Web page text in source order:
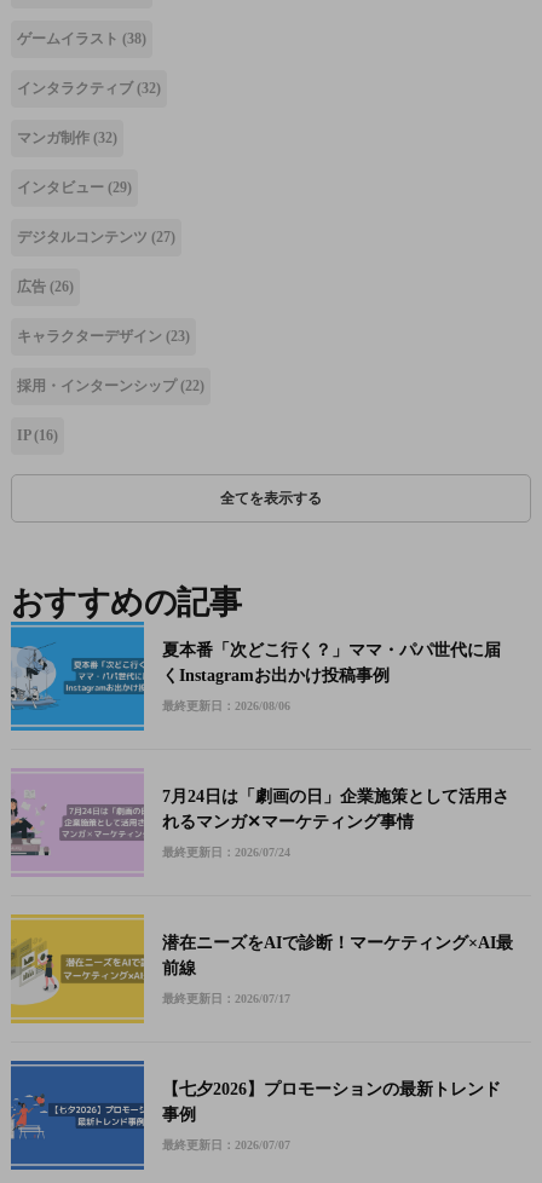
ゲームイラスト (38)
インタラクティブ (32)
マンガ制作 (32)
インタビュー (29)
デジタルコンテンツ (27)
広告 (26)
キャラクターデザイン (23)
採用・インターンシップ(22)
IP(16)
全てを表示する
おすすめの記事
夏本番「次どこ行く？」ママ・パパ世代に届
くInstagramお出かけ投稿事例
最終更新日：2026/08/06
7月24日は「劇画の日」企業施策として活用さ
れるマンガ✕マーケティング事情
最終更新日：2026/07/24
潜在ニーズをAIで診断！マーケティング×AI最
前線
最終更新日：2026/07/17
【七夕2026】プロモーションの最新トレンド
事例
最終更新日：2026/07/07